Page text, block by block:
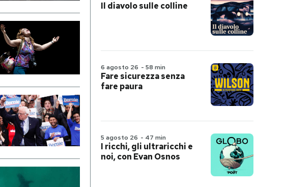
Il diavolo sulle colline
6 agosto 26 - 58 min
Fare sicurezza senza
fare paura
5 agosto 26 - 47 min
I ricchi, gli ultraricchi e
noi, con Evan Osnos